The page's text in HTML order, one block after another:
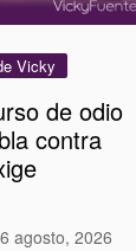
Vicky
de odio
contra
6 agosto, 2026